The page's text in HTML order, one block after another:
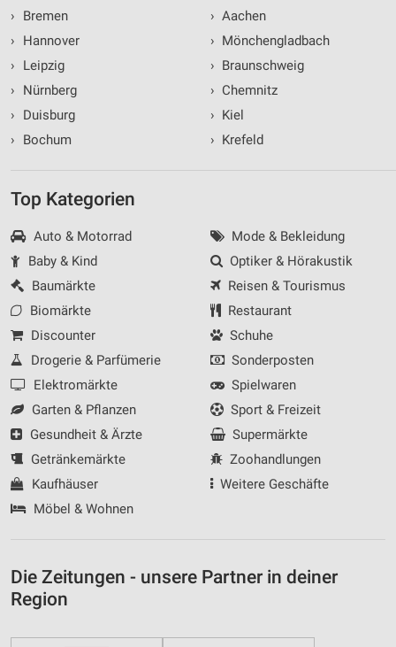
›
Bremen
›
Hannover
›
Leipzig
›
Nürnberg
›
Duisburg
›
Bochum
› Aachen
› Mönchengladbach
› Braunschweig
› Chemnitz
› Kiel
› Krefeld
Top Kategorien
Auto & Motorrad
Baby & Kind
Baumärkte
Biomärkte
Discounter
Drogerie & Parfümerie
Elektromärkte
Garten & Pflanzen
Gesundheit & Ärzte
Getränkemärkte
Kaufhäuser
Möbel & Wohnen
Mode & Bekleidung
Optiker & Hörakustik
Reisen & Tourismus
Restaurant
Schuhe
Sonderposten
Spielwaren
Sport & Freizeit
Supermärkte
Zoohandlungen
Weitere Geschäfte
Die Zeitungen - unsere Partner in deiner
Region